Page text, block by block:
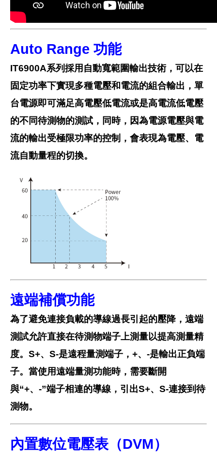
Auto Range功能
IT6900A系列採用自動寬範圍輸出技術，可以在
固定功率下實現多種電壓和電流的組合輸出，單
台電源即可滿足高電壓低電流或是高電流低電壓
的不同待測物的測試，同時，因為電源電壓與電
流的輸出受極限功率的控制，會表現為電壓、電
流自動量程的切換。
遠端補償功能
為了避免連接負載的導線過長引起的壓降，遠端
測試允許直接在待測物端子上測量以提高測量精
度。S+、S-是遠程量測端子，+、-是輸出正負端
子。當使用遠端量測功能時，需要斷開
與“+、-”端子相連的導線，引出S+、S-連接到待
測物。
內置數位電壓表（DVM）